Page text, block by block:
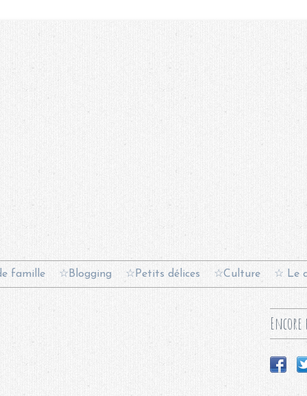
famille ☆Blogging ☆Petits délices ☆Culture ☆ Le
Encore